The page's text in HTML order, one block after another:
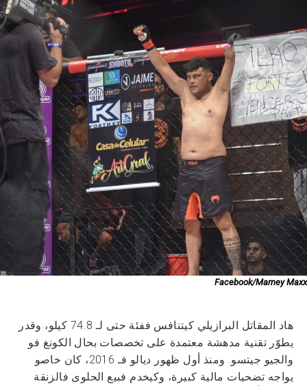
Facebook/Marney Maxx
هاد المقاتل البرازيلي كيتنافس ففئة حتى لـ 74.8 كيلو، وقدر
يطوّر تقنية مدهشة معتمدة على تخصصات بحال الكونغ فو
والجيو جيتسو. ومنذ أول ظهور ديالو فـ 2016، كان خاصو
يواجه تضحيات مالية كبيرة، وكيخدم فبيع الحلوى فالزنقة